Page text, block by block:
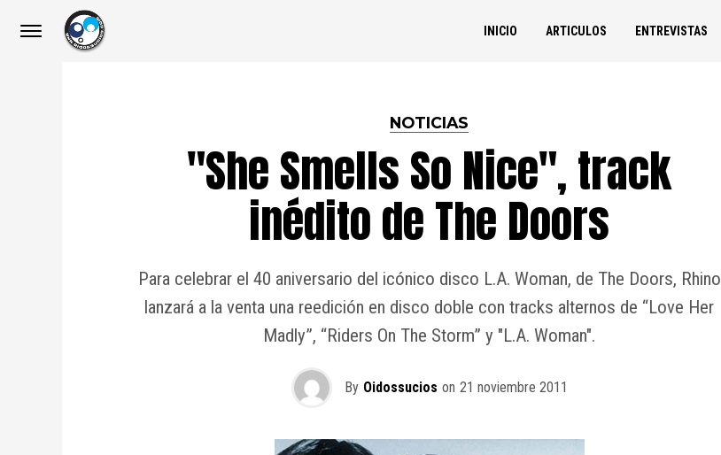
INICIO ARTICULOS ENTREVISTAS
NOTICIAS
"She Smells So Nice", track
inédito de The Doors
Para celebrar el 40 aniversario del icónico disco L.A. Woman, de The Doors, Rhino
lanzará a la venta una reedición en disco doble con tracks alternos de “Love Her
Madly”, “Riders On The Storm” y "L.A. Woman".
By Oidossucios on 21 noviembre 2011